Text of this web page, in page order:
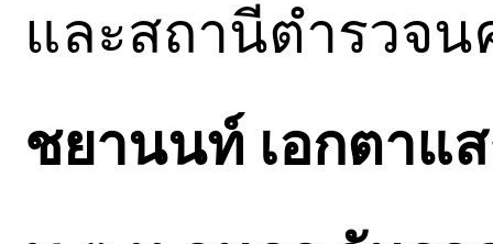
และสถานีตำรวจ
ชยานนท์ เอกตาแ